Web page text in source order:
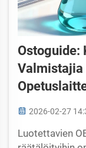
Ostoguide:
2026-02-27
Luotettavien